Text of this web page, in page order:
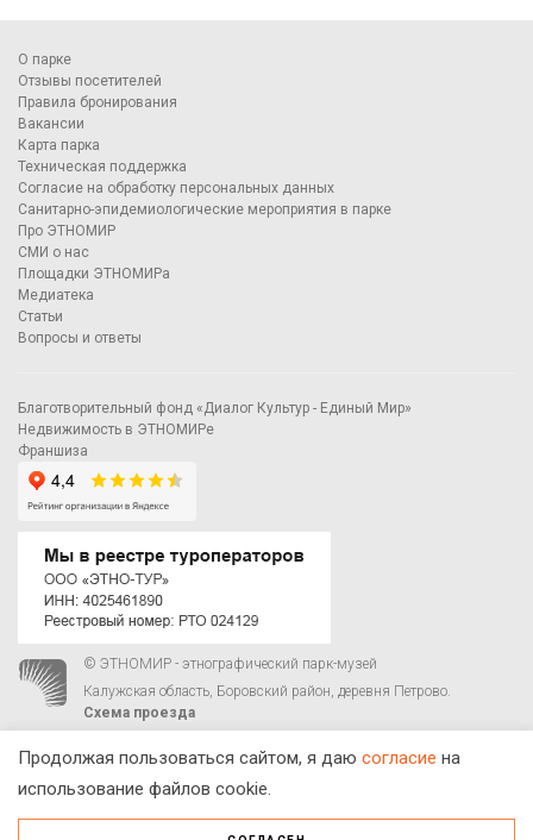
О парке
Отзывы посетителей
Правила бронирования
Вакансии
Карта парка
Техническая поддержка
Согласие на обработку персональных данных
Санитарно-эпидемиологические мероприятия в парке
Про ЭТНОМИР
СМИ о нас
Площадки ЭТНОМИРа
Медиатека
Статьи
Вопросы и ответы
Благотворительный фонд «Диалог Культур - Единый Мир»
Недвижимость в ЭТНОМИРе
Франшиза
© ЭТНОМИР - этнографический парк-музей
Калужская область, Боровский район, деревня Петрово.
Схема проезда
Продолжая пользоваться сайтом, я даю согласие на
использование файлов cookie.